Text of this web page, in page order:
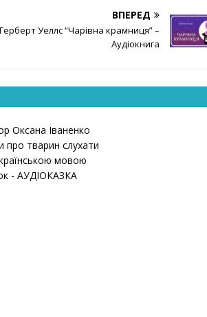
ВПЕРЕД
Герберт Уеллс “Чарівна крамниця” –
Аудіокнига
Оксана Іваненко
про тварин слухати
мовою
- АУДІОКАЗКА